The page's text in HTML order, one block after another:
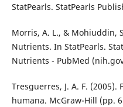
StatPearls. StatPearls
Morris, A. L., & Mohiuddin,
Nutrients. In StatPearls.
Nutrients - PubMed
Tresguerres, J. A. F.
humana. McGraw-Hill (pp.